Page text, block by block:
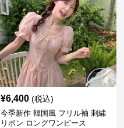
¥6,400 (税込)
今季新作 韓国風 フリル袖 刺繍
リボン ロングワンピース